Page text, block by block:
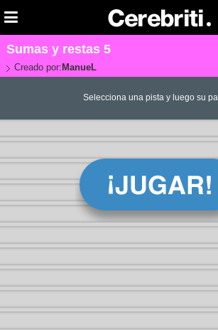
Sumas y restas 5
Creado por: ManueL
Selecciona una pista y luego su